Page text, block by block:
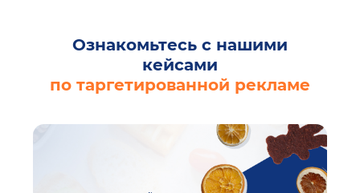
Ознакомьтесь с нашими
кейсами
по таргетированной рекламе